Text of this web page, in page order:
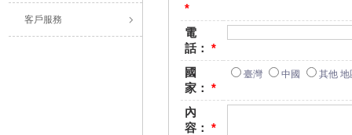
客戶服務
*
電
話： *
國
家： *
臺灣 中國 其他 地
內
容： *